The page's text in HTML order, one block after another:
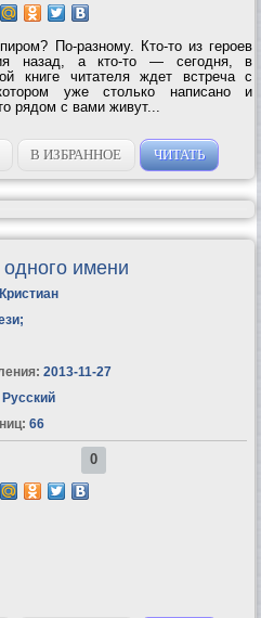
По-разному. Кто-то из героев
назад, а кто-то — сегодня, в
книге читателя ждет встреча с
уже столько написано и
рядом с вами живут...
В ИЗБРАННОЕ ЧИТАТЬ
имени
;
2013-11-27
Русский
66
0